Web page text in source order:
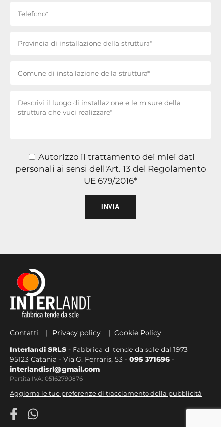
Autorizzo il trattamento dei miei dati
personali ai sensi dell'Art. 13 del Regolamento
UE 679/2016*
Contatti Privacy policy
Cookie Policy
Interlandi SRLS - Fabbrica di tende da sole dal 1973
95123 Catania - Via G. Ferraris, 53 - 095 371696 -
interlandisrl@gmail.com
Partita IVA: 05162790876
Aggiorna le tue preferenze di tracciamento della pubblicità